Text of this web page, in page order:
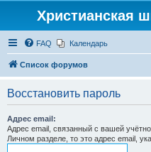
Христианская
FAQ Календарь
Список форумов
Восстановить пароль
Адрес email:
Адрес email, связанный с вашей
Личном разделе, то это адрес email,